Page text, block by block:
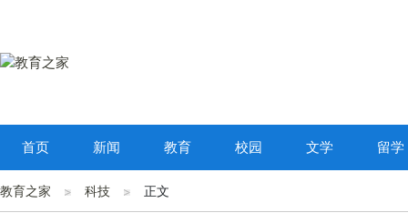
首页 新闻 教育 校园 文学 留学
教育之家 科技 正文